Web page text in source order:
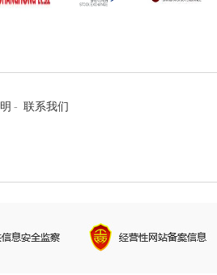
- 联系我们